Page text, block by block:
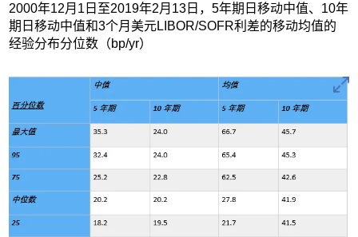
2000年12月1日至2019年2月13日，5年期日移动中值、10年
期日移动中值和3个月美元LIBOR/SOFR利差的移动均值的
经验分布分位数（bp/yr）